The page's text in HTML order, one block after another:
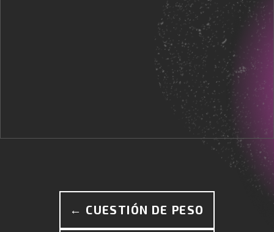
← CUESTIÓN DE PESO